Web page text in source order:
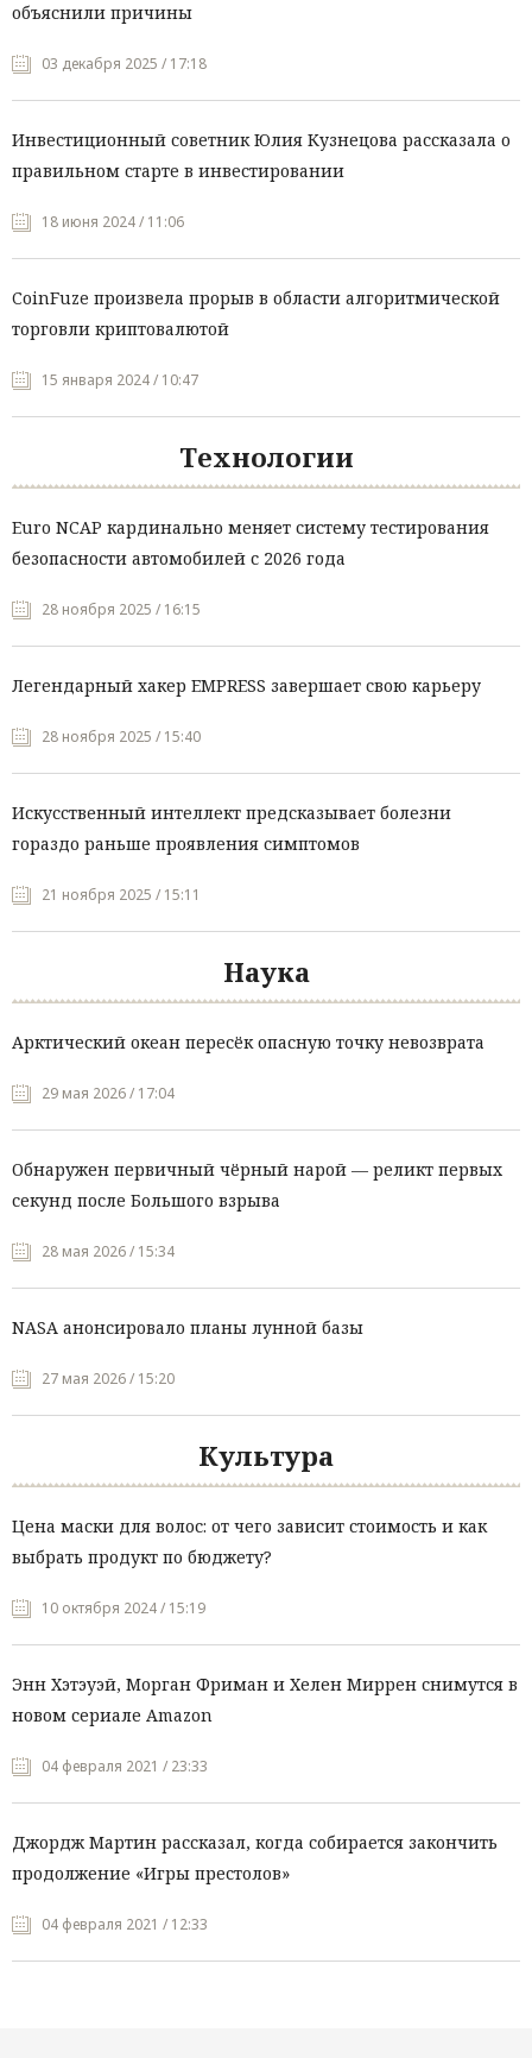
объяснили причины
03 декабря 2025 / 17:18
Инвестиционный советник Юлия Кузнецова рассказала о
правильном старте в инвестировании
18 июня 2024 / 11:06
CoinFuze произвела прорыв в области алгоритмической
торговли криптовалютой
15 января 2024 / 10:47
Технологии
Euro NCAP кардинально меняет систему тестирования
безопасности автомобилей с 2026 года
28 ноября 2025 / 16:15
Легендарный хакер EMPRESS завершает свою карьеру
28 ноября 2025 / 15:40
Искусственный интеллект предсказывает болезни
гораздо раньше проявления симптомов
21 ноября 2025 / 15:11
Наука
Арктический океан пересёк опасную точку невозврата
29 мая 2026 / 17:04
Обнаружен первичный чёрный нарой — реликт первых
секунд после Большого взрыва
28 мая 2026 / 15:34
NASA анонсировало планы лунной базы
27 мая 2026 / 15:20
Культура
Цена маски для волос: от чего зависит стоимость и как
выбрать продукт по бюджету?
10 октября 2024 / 15:19
Энн Хэтэуэй, Морган Фриман и Хелен Миррен снимутся в
новом сериале Amazon
04 февраля 2021 / 23:33
Джордж Мартин рассказал, когда собирается закончить
продолжение «Игры престолов»
04 февраля 2021 / 12:33